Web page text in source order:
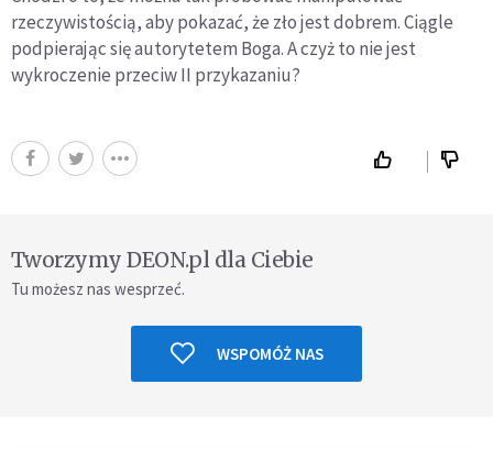
rzeczywistością, aby pokazać, że zło jest dobrem. Ciągle
podpierając się autorytetem Boga. A czyż to nie jest
wykroczenie przeciw II przykazaniu?
Tworzymy DEON.pl dla Ciebie
Tu możesz nas wesprzeć.
WSPOMÓŻ NAS